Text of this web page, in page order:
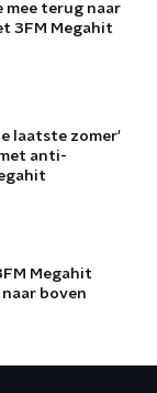
mee terug naar
3FM Megahit
laatste zomer'
anti-
Megahit
boven